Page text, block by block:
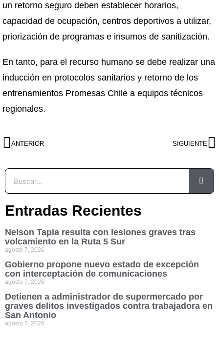
un retorno seguro deben establecer horarios,
capacidad de ocupación, centros deportivos a utilizar,
priorización de programas e insumos de sanitización.
En tanto, para el recurso humano se debe realizar una
inducción en protocolos sanitarios y retorno de los
entrenamientos Promesas Chile a equipos técnicos
regionales.
ANTERIOR SIGUIENTE
Entradas Recientes
Nelson Tapia resulta con lesiones graves tras
volcamiento en la Ruta 5 Sur
agosto 7, 2026
Gobierno propone nuevo estado de excepción
con interceptación de comunicaciones
agosto 7, 2026
Detienen a administrador de supermercado por
graves delitos investigados contra trabajadora en
San Antonio
agosto 7, 2026